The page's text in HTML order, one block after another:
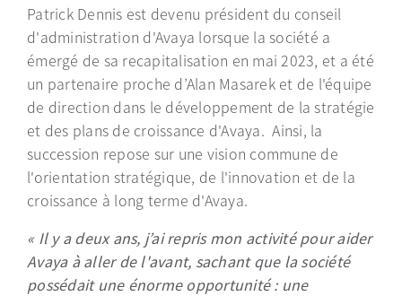
Patrick Dennis est devenu président du conseil
d'administration d'Avaya lorsque la société a
émergé de sa recapitalisation en mai 2023, et a été
un partenaire proche d’Alan Masarek et de l'équipe
de direction dans le développement de la stratégie
et des plans de croissance d'Avaya. Ainsi, la
succession repose sur une vision commune de
l'orientation stratégique, de l'innovation et de la
croissance à long terme d'Avaya.
« Il y a deux ans, j’ai repris mon activité pour aider
Avaya à aller de l'avant, sachant que la société
possédait une énorme opportunité : une